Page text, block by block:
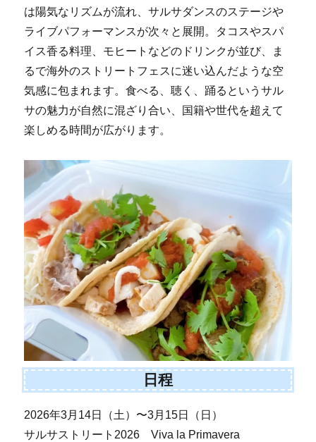
は陽気なリズムが流れ、サルサダンスのステージや
ライブパフォーマンスが次々と展開。タコスやスパ
イス香る料理、モヒートなどのドリンクが並び、ま
るで海外のストリートフェスに迷い込んだような空
気感に包まれます。食べる、聴く、踊るというサル
サの魅力が自然に混ざり合い、国籍や世代を超えて
楽しめる時間が広がります。
日程
2026年3月14日（土）〜3月15日（日）
サルサストリート2026 Viva la Primavera